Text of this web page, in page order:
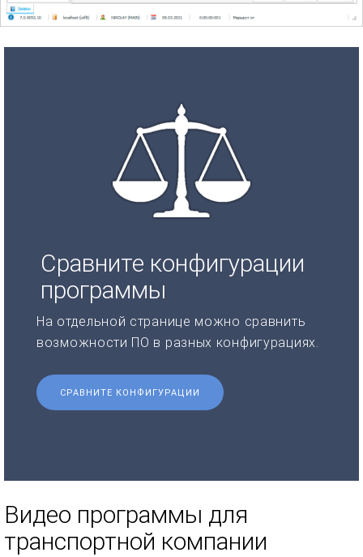
Сравните конфигурации
программы
На отдельной странице можно сравнить
возможности ПО в разных конфигурациях.
СРАВНИТЕ КОНФИГУРАЦИИ
Видео программы для
транспортной компании